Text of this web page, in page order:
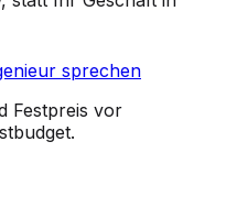
sprechen
Festpreis vor